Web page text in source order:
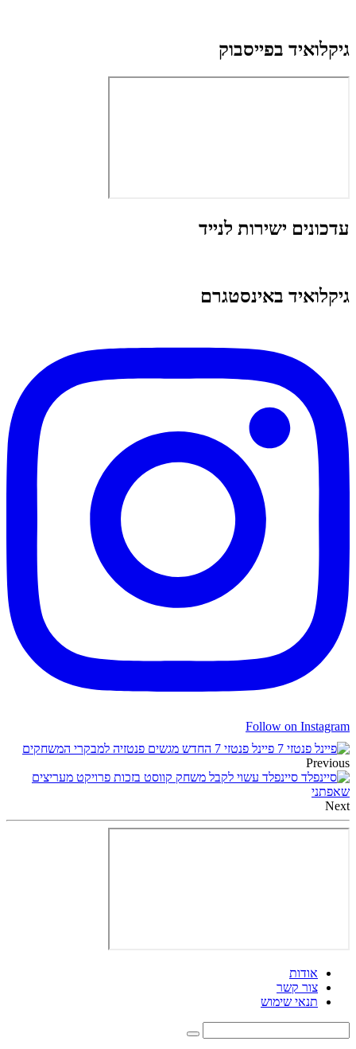
גיקלואיד בפייסבוק
עדכונים ישירות לנייד
גיקלואיד באינסטגרם
Follow on Instagram
פיינל פנטזי 7 החדש מגשים פנטזיה למבקרי המשחקים
Previous
סיינפלד עשוי לקבל משחק קווסט בזכות פרויקט מעריצים
שאפתני
Next
אודות
צור קשר
תנאי שימוש